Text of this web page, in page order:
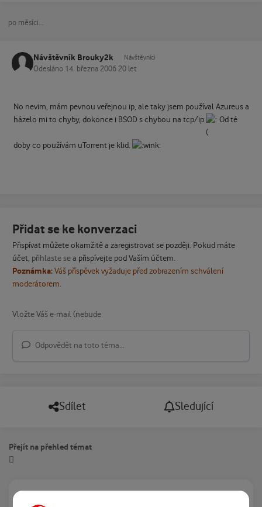
po měsíci...
Návštěvník Brouky2k Návštěvníci
Odesláno 14. března 2006 20 let
No nevim, mám pevnou veřejnou ip, ale taky jsem používal Azureus a
házelo mi to chyby, dokonce i BSOD s chybou na tcp/ip
Od té
doby co používám uTorrent je klid.
Přidat se ke konverzaci
Přispívat můžete okamžitě a zaregistrovat se později. Pokud máte
účet, přihlaste sea přispívejte pod Vaším účtem.
Poznámka:Váš příspěvek vyžaduje před zobrazením schválení
moderátorem.
Odpovědět na toto téma...
Sdílet Sledující
Přejít na přehled témat